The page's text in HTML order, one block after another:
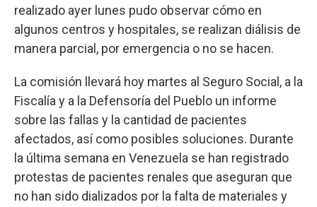
realizado ayer lunes pudo observar cómo en
algunos centros y hospitales, se realizan diálisis de
manera parcial, por emergencia o no se hacen.
La comisión llevará hoy martes al Seguro Social, a la
Fiscalía y a la Defensoría del Pueblo un informe
sobre las fallas y la cantidad de pacientes
afectados, así como posibles soluciones. Durante
la última semana en Venezuela se han registrado
protestas de pacientes renales que aseguran que
no han sido dializados por la falta de materiales y